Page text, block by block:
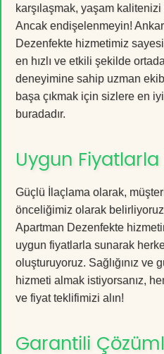
karşılaşmak, yaşam
Ancak endişelenmeyin!
Dezenfekte hizmetimiz
en hızlı ve etkili şekilde
deneyimine sahip uzman
başa çıkmak için sizlere en
buradadır.
Uygun
Güçlü İlaçlama olarak,
önceliğimiz olarak
Apartman Dezenfekte
uygun fiyatlarla sunarak
oluşturuyoruz. Sağlığınız ve
hizmeti almak istiyorsanız,
ve fiyat teklifimizi alın!
Garantili